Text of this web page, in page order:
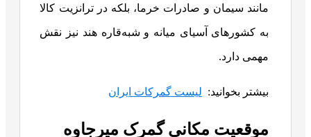
مانند سیمان و صادرات خرما، بلکه در ترانزیت کالا
به کشورهای آسیای میانه و شبه‌قاره هند نیز نقش
مهمی دارد.
بیشتر بخوانید: لیست گمرکات ایران
موقعیت مکانی گمرک میرجاوه